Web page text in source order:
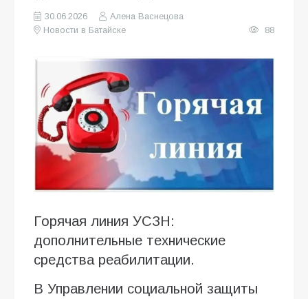
30.06.2026
Алена Васнецова
Новости в Батайске
88
Горячая линия УСЗН:
дополнительные технические
средства реабилитации.
В Управлении социальной защиты